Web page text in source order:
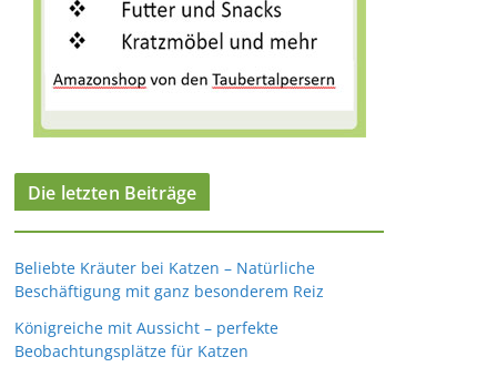
Die letzten Beiträge
Beliebte Kräuter bei Katzen – Natürliche
Beschäftigung mit ganz besonderem Reiz
Königreiche mit Aussicht – perfekte
Beobachtungsplätze für Katzen